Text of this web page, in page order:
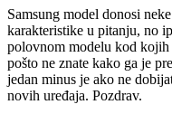
Samsung model donosi
karakteristike u pitanju, no
polovnom modelu kod
pošto ne znate kako ga je
jedan minus je ako ne
novih uređaja. Pozdrav.